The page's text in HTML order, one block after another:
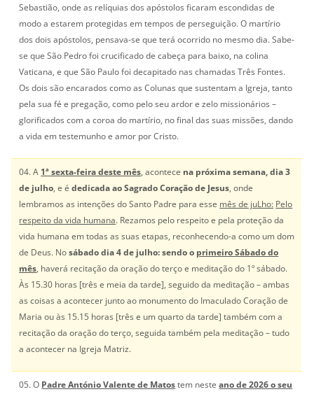
Sebastião, onde as relíquias dos apóstolos ficaram escondidas de
modo a estarem protegidas em tempos de perseguição. O martírio
dos dois apóstolos, pensava-se que terá ocorrido no mesmo dia. Sabe-
se que São Pedro foi crucificado de cabeça para baixo, na colina
Vaticana, e que São Paulo foi decapitado nas chamadas Três Fontes.
Os dois são encarados como as Colunas que sustentam a Igreja, tanto
pela sua fé e pregação, como pelo seu ardor e zelo missionários –
glorificados com a coroa do martírio, no final das suas missões, dando
a vida em testemunho e amor por Cristo.
04. A 1ª sexta-feira deste mês, acontece na próxima semana, dia 3
de julho, e édedicada ao Sagrado Coração de Jesus, onde
lembramos as intenções do Santo Padre para esse mês de juLho: Pelo
respeito da vida humana. Rezamos pelo respeito e pela proteção da
vida humana em todas as suas etapas, reconhecendo-a como um dom
de Deus. Nosábado dia 4 de julho: sendo o primeiro Sábado do
mês, haverá recitação da oração do terço e meditação do 1º sábado.
Às 15.30 horas [três e meia da tarde], seguido da meditação – ambas
as coisas a acontecer junto ao monumento do Imaculado Coração de
Maria ou às 15.15 horas [três e um quarto da tarde] também com a
recitação da oração do terço, seguida também pela meditação – tudo
a acontecer na Igreja Matriz.
05. O Padre António Valente de Matostem nesteano de 2026 o seu